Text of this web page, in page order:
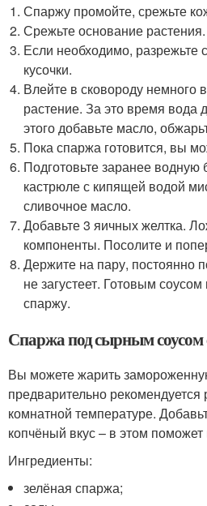
Спаржу промойте, срежьте
Срежьте основание растения.
Если необходимо, разрежьте
кусочки.
Влейте в сковороду немного
растение. За это время вода
этого добавьте масло,
Пока спаржа готовится, вы
Подготовьте заранее водную
кастрюле с кипящей водой
сливочное масло.
Добавьте 3 яичных желтка.
компоненты. Посолите и
Держите на пару, постоянно
не загустеет. Готовым
спаржу.
Спаржа под сырным соусом
Вы можете жарить
предварительно рекомендуется
комнатной температуре.
копчёный вкус – в этом поможет
Ингредиенты:
зелёная спаржа;